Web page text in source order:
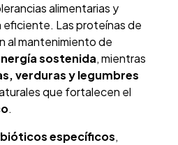
alimentarias y
Las proteínas de
al mantenimiento de
sostenida, mientras
verduras y legumbres
que fortalecen el
.
específicos,